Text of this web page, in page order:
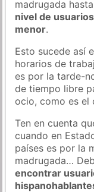
madrugada
nivel de
menor.
Esto sucede así
horarios de
es por la tarde-
de tiempo libre
ocio, como es el
Ten en cuenta
cuando en
países es por la
madrugada…
encontrar